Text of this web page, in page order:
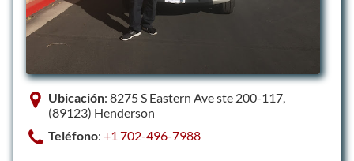
Ubicación: 8275 S Eastern Ave ste 200-117,
(89123) Henderson
Teléfono: +1 702-496-7988